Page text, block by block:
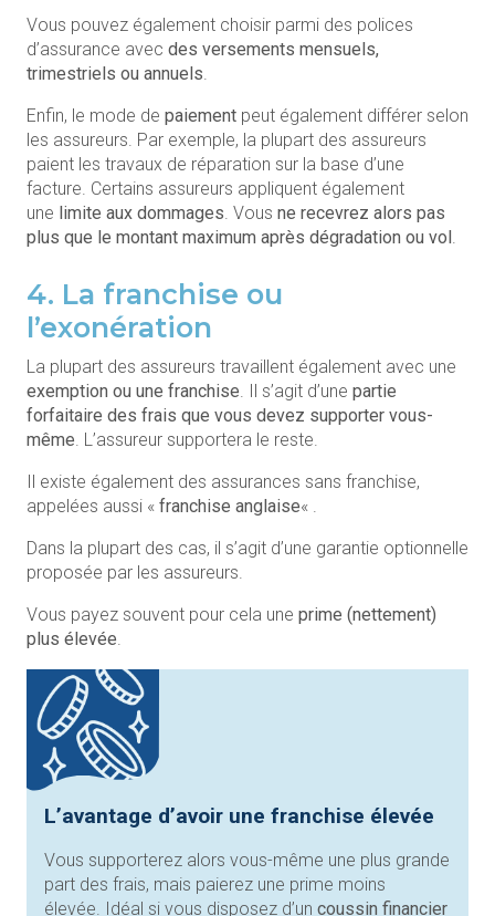
Vous pouvez également choisir parmi des polices
d’assurance avec des versements mensuels,
trimestriels ou annuels.
Enfin, le mode de paiement peut également différer selon
les assureurs. Par exemple, la plupart des assureurs
paient les travaux de réparation sur la base d’une
facture. Certains assureurs appliquent également
une limite aux dommages. Vous ne recevrez alors pas
plus que le montant maximum après dégradation ou vol .
4. La franchise ou
l’exonération
La plupart des assureurs travaillent également avec une
exemption ou une franchise. Il s’agit d’une partie
forfaitaire des frais que vous devez supporter vous-
même. L’assureur supportera le reste.
Il existe également des assurances sans franchise,
appelées aussi « franchise anglaise« .
Dans la plupart des cas, il s’agit d’une garantie optionnelle
proposée par les assureurs.
Vous payez souvent pour cela une prime (nettement)
plus élevée.
L’avantage d’avoir une franchise élevée
Vous supporterez alors vous-même une plus grande
part des frais, mais paierez une prime moins
élevée. Idéal si vous disposez d’un coussin financier